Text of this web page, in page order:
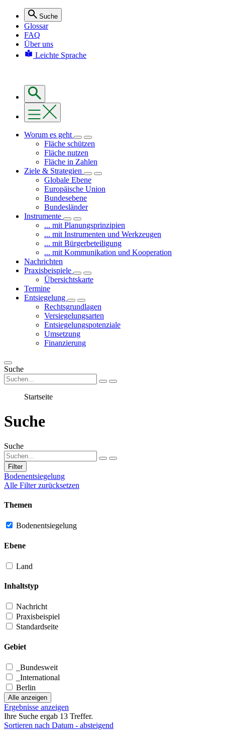
Suche
Glossar
FAQ
Über uns
Leichte Sprache
Worum es geht
Fläche schützen
Fläche nutzen
Fläche in Zahlen
Ziele & Strategien
Globale Ebene
Europäische Union
Bundesebene
Bundesländer
Instrumente
... mit Planungsprinzipien
... mit Instrumenten und Werkzeugen
... mit Bürgerbeteiligung
... mit Kommunikation und Kooperation
Nachrichten
Praxisbeispiele
Übersichtskarte
Termine
Entsiegelung
Rechtsgrundlagen
Versiegelungsarten
Entsiegelungspotenziale
Umsetzung
Finanzierung
Suche
Startseite
Suche
Suche
Filter
Bodenentsiegelung
Alle Filter zurücksetzen
Themen
Bodenentsiegelung
Ebene
Land
Inhaltstyp
Nachricht
Praxisbeispiel
Standardseite
Gebiet
_Bundesweit
_International
Berlin
Alle anzeigen
Ergebnisse anzeigen
Ihre Suche ergab 13 Treffer.
Sortieren nach Datum - absteigend